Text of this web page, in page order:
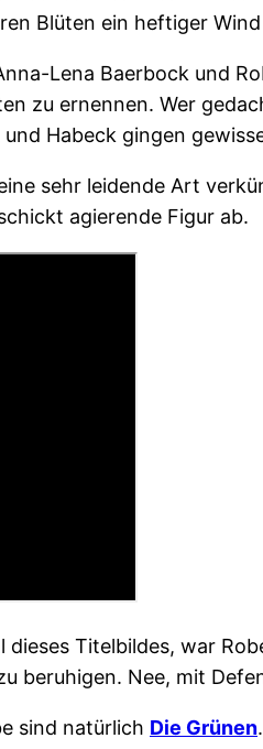
Blüten ein heftiger
Lena Baerbock und
zu ernennen. Wer
Habeck gingen
sehr leidende Art
agierende Figur ab.
dieses Titelbildes, war
beruhigen. Nee, mit
sind natürlich Die Grünen